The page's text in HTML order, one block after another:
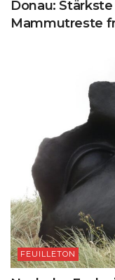
Donau:
Mammutreste
FEUILLETON